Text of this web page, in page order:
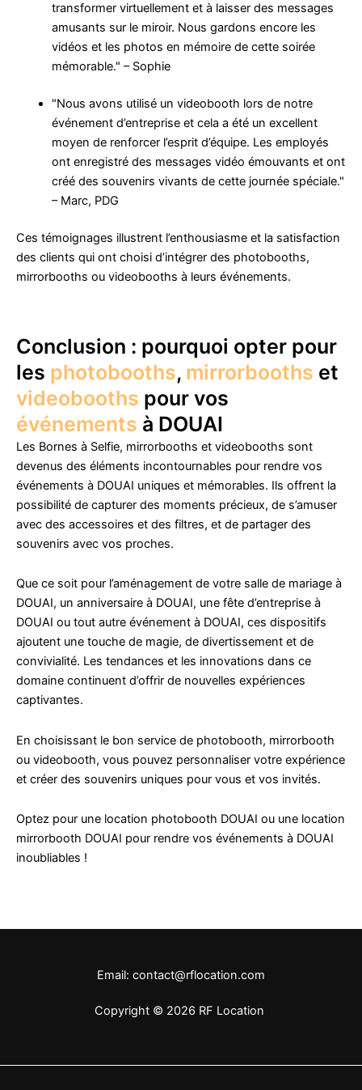
transformer virtuellement et à laisser des messages
amusants sur le miroir. Nous gardons encore les
vidéos et les photos en mémoire de cette soirée
mémorable." – Sophie
"Nous avons utilisé un videobooth lors de notre
événement d’entreprise et cela a été un excellent
moyen de renforcer l’esprit d’équipe. Les employés
ont enregistré des messages vidéo émouvants et ont
créé des souvenirs vivants de cette journée spéciale."
– Marc, PDG
Ces témoignages illustrent l’enthousiasme et la satisfaction
des clients qui ont choisi d’intégrer des photobooths,
mirrorbooths ou videobooths à leurs événements.
Conclusion : pourquoi opter pour
les photobooths, mirrorbooths et
videobooths pour vos
événements à DOUAI
Les Bornes à Selfie, mirrorbooths et videobooths sont
devenus des éléments incontournables pour rendre vos
événements à DOUAI uniques et mémorables. Ils offrent la
possibilité de capturer des moments précieux, de s’amuser
avec des accessoires et des filtres, et de partager des
souvenirs avec vos proches.
Que ce soit pour l’aménagement de votre salle de mariage à
DOUAI, un anniversaire à DOUAI, une fête d’entreprise à
DOUAI ou tout autre événement à DOUAI, ces dispositifs
ajoutent une touche de magie, de divertissement et de
convivialité. Les tendances et les innovations dans ce
domaine continuent d’offrir de nouvelles expériences
captivantes.
En choisissant le bon service de photobooth, mirrorbooth
ou videobooth, vous pouvez personnaliser votre expérience
et créer des souvenirs uniques pour vous et vos invités.
Optez pour une location photobooth DOUAI ou une location
mirrorbooth DOUAI pour rendre vos événements à DOUAI
inoubliables !
Email: contact@rflocation.com
Copyright © 2026 RF Location